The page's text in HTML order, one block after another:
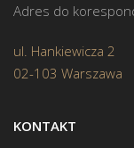
Adres do
ul. Hankiewicza 2
02-103 Warszawa
KONTAKT